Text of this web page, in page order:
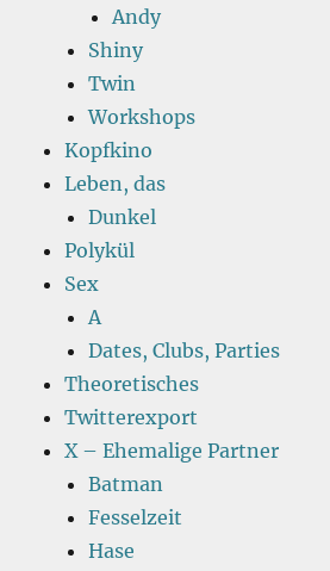
Andy
Shiny
Twin
Workshops
Kopfkino
Leben, das
Dunkel
Polykül
Sex
A
Dates, Clubs, Parties
Theoretisches
Twitterexport
X – Ehemalige Partner
Batman
Fesselzeit
Hase